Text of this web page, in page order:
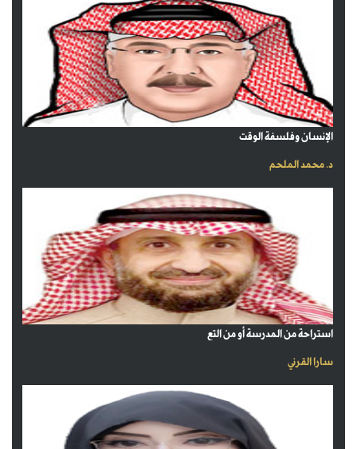
الإنسان وفلسفة الوقت
د. محمد الملحم
استراحة من المدرسة أو من التع
سارا القرني